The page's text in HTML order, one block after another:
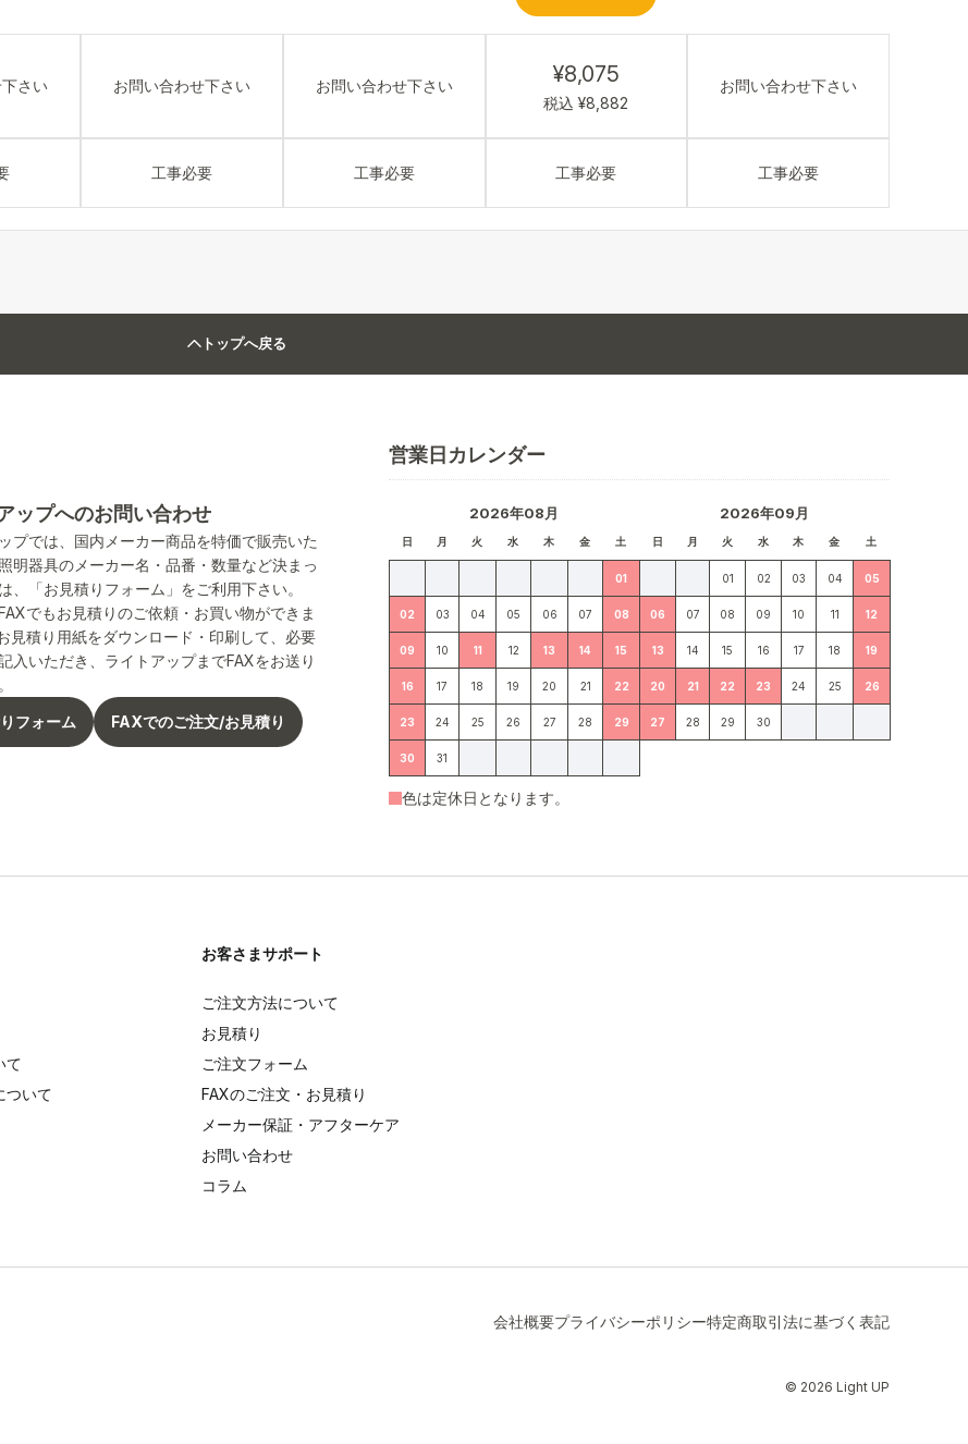
さい お問い合わせ下さい
工事必要
お問い合わせ下さい
工事必要
¥8,075
税込 ¥8,882
工事必要
お問い合わせ下さい
工事必要
トップへ戻る
ップへのお問い合わせ
プでは、国内メーカー商品を特価で販売いた
明器具のメーカー名・品番・数量など決まっ
、「お見積りフォーム」をご利用下さい。
でもお見積りのご依頼・お買い物ができま
見積り用紙をダウンロード・印刷して、必要
入いただき、ライトアップまでFAXをお送り
フォーム
FAXでのご注文/お見積り
営業日カレンダー
2026年08月
日 月 火 水 木 金 土
01
02 03 04 05 06 07 08
09 10 11 12 13 14 15
16 17 18 19 20 21 22
23 24 25 26 27 28 29
30 31
2026年09月
日 月 火 水 木 金 土
01 02 03 04 05
06 07 08 09 10 11 12
13 14 15 16 17 18 19
20 21 22 23 24 25 26
27 28 29 30
色は定休日となります。
て
ついて
お客さまサポート
ご注文方法について
お見積り
ご注文フォーム
FAXのご注文・お見積り
メーカー保証・アフターケア
お問い合わせ
コラム
会社概要プライバシーポリシー特定商取引法に基づく表記
© 2026 Light UP